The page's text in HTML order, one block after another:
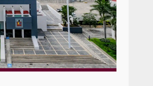
16 julio 2026
Detienen a Ernesto Ruffo en
Baja California; FGR lo investiga
por presuntos delitos de
delincuencia organizada y
contrabando